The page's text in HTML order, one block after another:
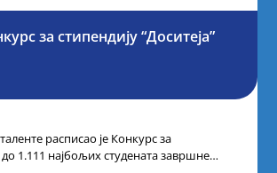
за стипендију “Доситеја”
расписао је Конкурс за
1.111 најбољих студената завршне